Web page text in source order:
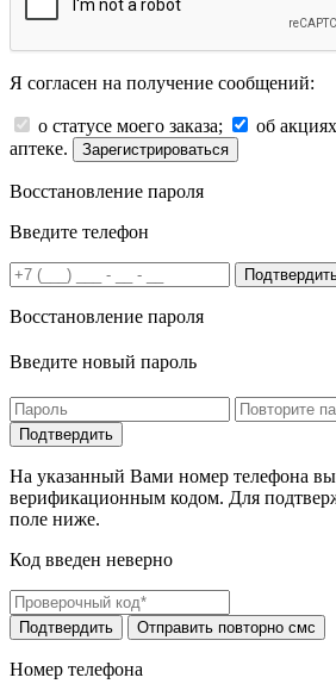
Я согласен на получение сообщений:
о статусе моего заказа;
об
аптеке.
Зарегистрироваться
Восстановление пароля
Введите телефон
Восстановление пароля
Введите новый пароль
На указанный Вами номер телефона
верификационным кодом. Для
поле ниже.
Код введен неверно
Номер телефона